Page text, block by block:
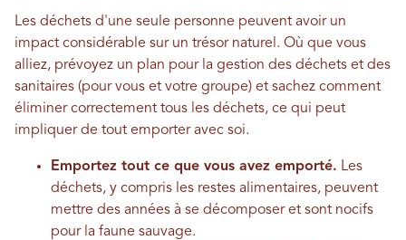
Les déchets d'une seule personne peuvent avoir un
impact considérable sur un trésor naturel. Où que vous
alliez, prévoyez un plan pour la gestion des déchets et des
sanitaires (pour vous et votre groupe) et sachez comment
éliminer correctement tous les déchets, ce qui peut
impliquer de tout emporter avec soi.
Emportez tout ce que vous avez emporté. Les
déchets, y compris les restes alimentaires, peuvent
mettre des années à se décomposer et sont nocifs
pour la faune sauvage.